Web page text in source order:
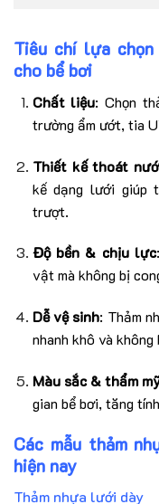
Tiêu chí lựa
cho bể bơi
Chất liệu: Chọn
trường ẩm ướt, tia
Thiết kế thoát
kế dạng lưới giúp
trượt.
Độ bền & chịu lực
vật mà không bị
Dễ vệ sinh: Thảm
nhanh khô và không
Màu sắc & thẩm
gian bể bơi, tăng
Các mẫu thảm
hiện nay
Thảm nhựa lưới dày